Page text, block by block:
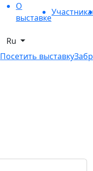
О
выставке
Ru
Посетить выставку